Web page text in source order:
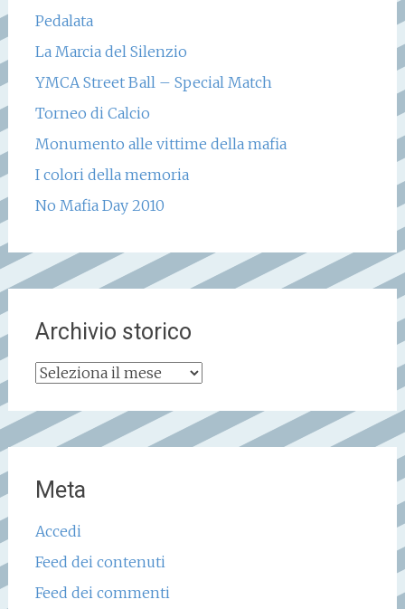
Pedalata
La Marcia del Silenzio
YMCA Street Ball – Special Match
Torneo di Calcio
Monumento alle vittime della mafia
I colori della memoria
No Mafia Day 2010
Archivio storico
Archivio
Meta
Accedi
Feed dei contenuti
Feed dei commenti